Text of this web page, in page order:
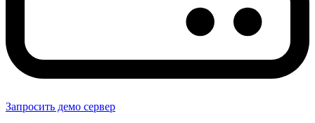
Запросить демо сервер